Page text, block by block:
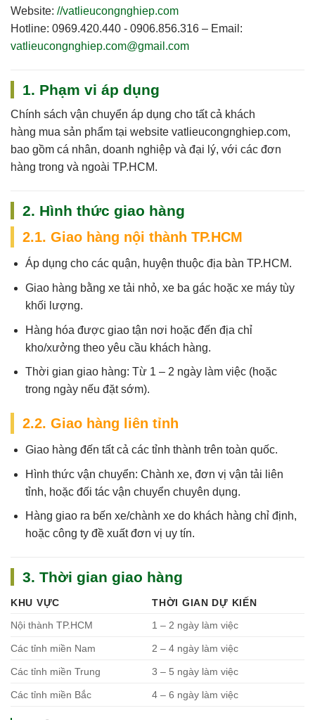
Website: //vatlieucongnghiep.com
Hotline: 0969.420.440 - 0906.856.316 – Email:
vatlieucongnghiep.com@gmail.com
1. Phạm vi áp dụng
Chính sách vận chuyển áp dụng cho tất cả khách
hàng mua sản phẩm tại website vatlieucongnghiep.com,
bao gồm cá nhân, doanh nghiệp và đại lý, với các đơn
hàng trong và ngoài TP.HCM.
2. Hình thức giao hàng
2.1. Giao hàng nội thành TP.HCM
Áp dụng cho các quận, huyện thuộc địa bàn TP.HCM.
Giao hàng bằng xe tải nhỏ, xe ba gác hoặc xe máy tùy
khối lượng.
Hàng hóa được giao tận nơi hoặc đến địa chỉ
kho/xưởng theo yêu cầu khách hàng.
Thời gian giao hàng: Từ 1 – 2 ngày làm việc (hoặc
trong ngày nếu đặt sớm).
2.2. Giao hàng liên tỉnh
Giao hàng đến tất cả các tỉnh thành trên toàn quốc.
Hình thức vận chuyển: Chành xe, đơn vị vận tải liên
tỉnh, hoặc đối tác vận chuyển chuyên dụng.
Hàng giao ra bến xe/chành xe do khách hàng chỉ định,
hoặc công ty đề xuất đơn vị uy tín.
3. Thời gian giao hàng
KHU VỰC
THỜI GIAN DỰ KIẾN
Nội thành TP.HCM
1 – 2 ngày làm việc
Các tỉnh miền Nam 2 – 4 ngày làm việc
Các tỉnh miền Trung 3 – 5 ngày làm việc
Các tỉnh miền Bắc 4 – 6 ngày làm việc